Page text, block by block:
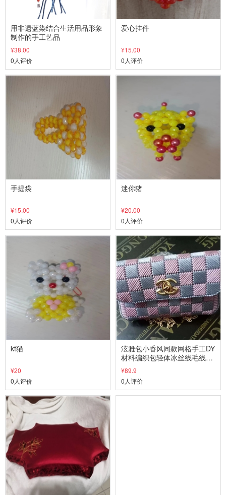
用非遗蓝染结合生活用品形象
制作的手工艺品
¥38.00
0人评价
爱心挂件
¥15.00
0人评价
手提袋
¥15.00
0人评价
迷你猪
¥20.00
0人评价
kt猫
¥20
0人评价
泫雅包小香风同款网格手工DY
材料编织包轻体冰丝线毛线十
字绣包
¥89.9
0人评价